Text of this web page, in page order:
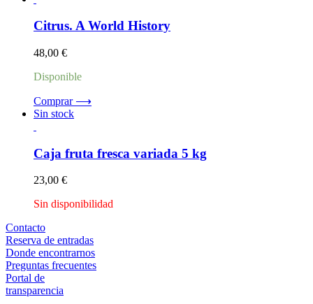
Citrus. A World History
48,00 €
Disponible
Comprar ⟶
Sin stock
Caja fruta fresca variada 5 kg
23,00 €
Sin disponibilidad
Contacto
Reserva de entradas
Donde encontrarnos
Preguntas frecuentes
Portal de
transparencia